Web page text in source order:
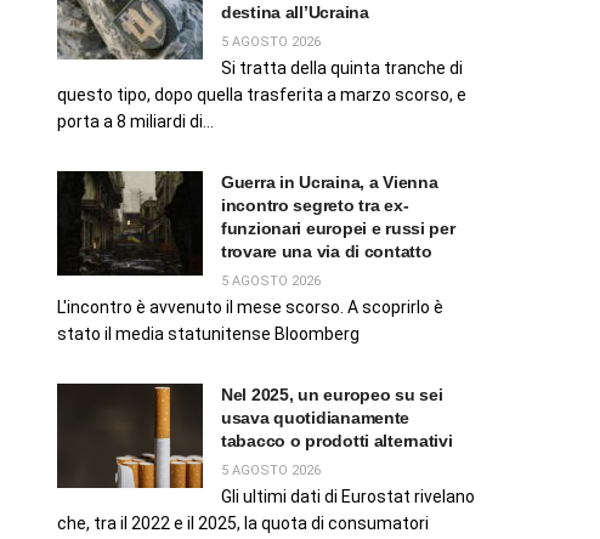
destina all’Ucraina
5 AGOSTO 2026
Si tratta della quinta tranche di
questo tipo, dopo quella trasferita a marzo scorso, e
porta a 8 miliardi di...
Guerra in Ucraina, a Vienna
incontro segreto tra ex-
funzionari europei e russi per
trovare una via di contatto
5 AGOSTO 2026
L'incontro è avvenuto il mese scorso. A scoprirlo è
stato il media statunitense Bloomberg
Nel 2025, un europeo su sei
usava quotidianamente
tabacco o prodotti alternativi
5 AGOSTO 2026
Gli ultimi dati di Eurostat rivelano
che, tra il 2022 e il 2025, la quota di consumatori